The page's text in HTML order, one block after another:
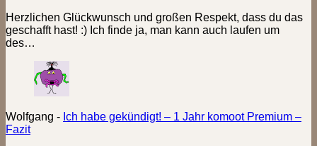
Herzlichen Glückwunsch und großen Respekt, dass du das
geschafft hast! :) Ich finde ja, man kann auch laufen um
des…
Wolfgang - Ich habe gekündigt! – 1 Jahr komoot Premium –
Fazit